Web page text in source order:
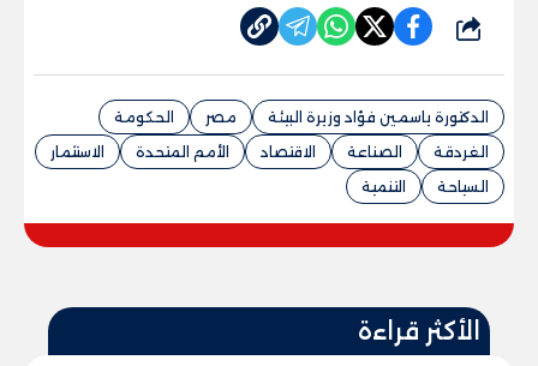
شارك
الدكتورة ياسمين فؤاد وزيرة البيئة مصر
الحكومة
الغردقة
الصناعة الاقتصاد الأمم المتحدة
الاستثمار
السياحة
التنمية
الأكثر قراءة